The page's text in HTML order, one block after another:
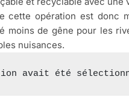
cette opération est donc
moins de gêne pour les
nuisances.
avait été